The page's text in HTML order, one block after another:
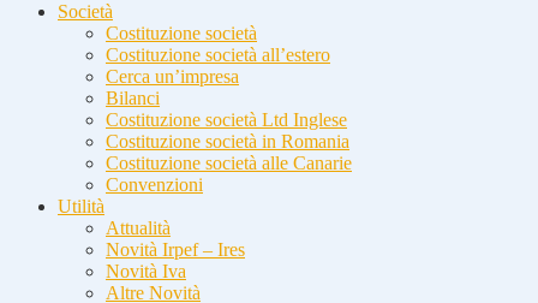
Società
Costituzione società
Costituzione società all’estero
Cerca un’impresa
Bilanci
Costituzione società Ltd Inglese
Costituzione società in Romania
Costituzione società alle Canarie
Convenzioni
Utilità
Attualità
Novità Irpef – Ires
Novità Iva
Altre Novità